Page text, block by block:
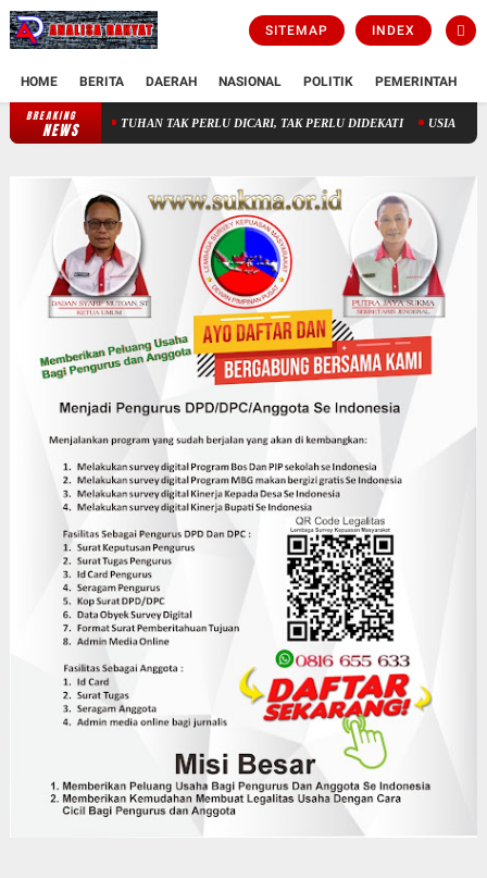
SITEMAP INDEX
HOME BERITA DAERAH NASIONAL POLITIK PEMERINTAH
BREAKING
NEWS
TUHAN TAK PERLU DICARI, TAK PERLU DIDEKATI USIA HARAPAN